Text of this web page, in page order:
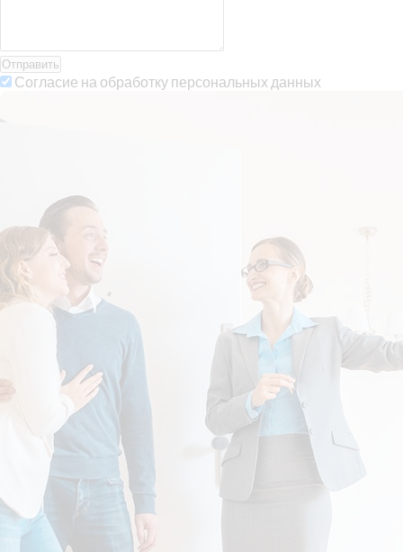
Отправить
Согласие на обработку персональных данных